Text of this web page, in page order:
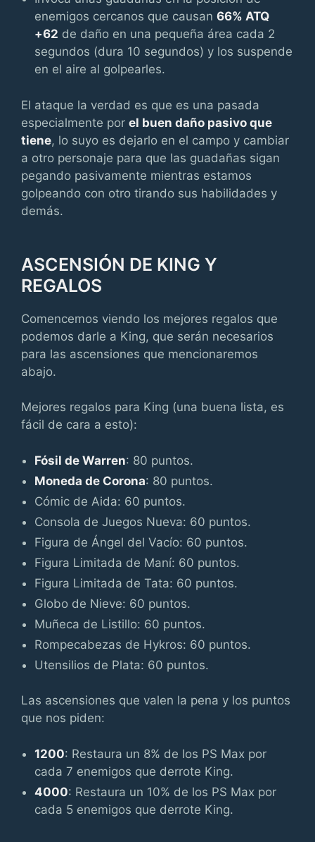
enemigos cercanos que causan66% ATQ
+62 de daño en una pequeña área cada 2
segundos (dura 10 segundos) y los suspende
en el aire al golpearles.
El ataque la verdad es que es una pasada
especialmente por el buen daño pasivo que
tiene, lo suyo es dejarlo en el campo y cambiar
a otro personaje para que las guadañas sigan
pegando pasivamente mientras estamos
golpeando con otro tirando sus habilidades y
demás.
ASCENSIÓN DE KING Y
REGALOS
Comencemos viendo los mejores regalos que
podemos darle a King, que serán necesarios
para las ascensiones que mencionaremos
abajo.
Mejores regalos para King (una buena lista, es
fácil de cara a esto):
Fósil de Warren: 80 puntos.
Moneda de Corona: 80 puntos.
Cómic de Aida: 60 puntos.
Consola de Juegos Nueva: 60 puntos.
Figura de Ángel del Vacío: 60 puntos.
Figura Limitada de Maní: 60 puntos.
Figura Limitada de Tata: 60 puntos.
Globo de Nieve: 60 puntos.
Muñeca de Listillo: 60 puntos.
Rompecabezas de Hykros: 60 puntos.
Utensilios de Plata: 60 puntos.
Las ascensiones que valen la pena y los puntos
que nos piden:
1200: Restaura un 8% de los PS Max por
cada 7 enemigos que derrote King.
4000: Restaura un 10% de los PS Max por
cada 5 enemigos que derrote King.